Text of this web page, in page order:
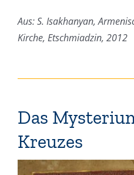
Aus: S. Isakhanyan,
Kirche, Etschmiadzin, 2012
Das
Kreuzes